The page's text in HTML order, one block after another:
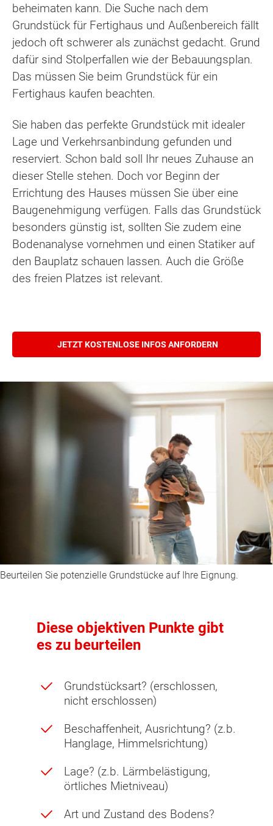
beheimaten kann. Die Suche nach dem
Grundstück für Fertighaus und Außenbereich fällt
jedoch oft schwerer als zunächst gedacht. Grund
dafür sind Stolperfallen wie der Bebauungsplan.
Das müssen Sie beim Grundstück für ein
Fertighaus kaufen beachten.
Sie haben das perfekte Grundstück mit idealer
Lage und Verkehrsanbindung gefunden und
reserviert. Schon bald soll Ihr neues Zuhause an
dieser Stelle stehen. Doch vor Beginn der
Errichtung des Hauses müssen Sie über eine
Baugenehmigung verfügen. Falls das Grundstück
besonders günstig ist, sollten Sie zudem eine
Bodenanalyse vornehmen und einen Statiker auf
den Bauplatz schauen lassen. Auch die Größe
des freien Platzes ist relevant.
JETZT KOSTENLOSE INFOS ANFORDERN
Beurteilen Sie potenzielle Grundstücke auf Ihre Eignung.
Diese objektiven Punkte gibt
es zu beurteilen
Grundstücksart? (erschlossen,
nicht erschlossen)
Beschaffenheit, Ausrichtung? (z.b.
Hanglage, Himmelsrichtung)
Lage? (z.b. Lärmbelästigung,
örtliches Mietniveau)
Art und Zustand des Bodens?